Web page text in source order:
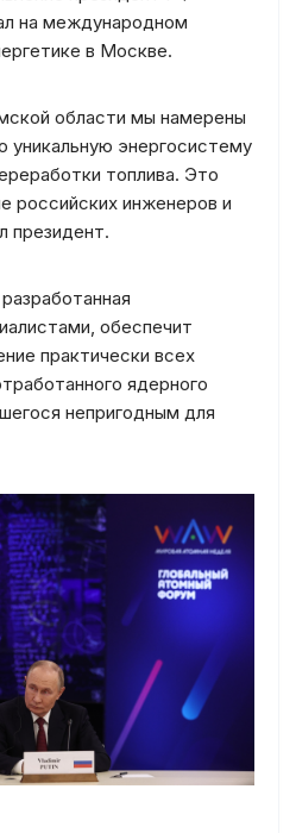
на международном
в Москве.
области мы намерены
уникальную энергосистему
топлива. Это
российских инженеров и
президент.
обеспечит
практически всех
ядерного
непригодным для